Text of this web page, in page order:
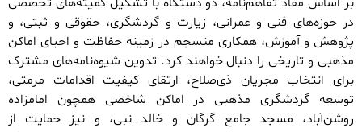
در حوزه‌های فنی و عمرانی، زیارت و گردشگری، حقوقی و ثبتی، و
پژوهش و آموزش، همکاری منسجم در زمینه حفاظت و احیای اماکن
مذهبی و تاریخی را دنبال خواهند کرد. تدوین شیوه‌نامه‌های مشترک
برای انتخاب مجریان ذی‌صلاح، ارتقای کیفیت اقدامات مرمتی،
توسعه گردشگری مذهبی در اماکن شاخصی همچون امامزاده
روشن‌آباد، مسجد جامع گرگان و خالد نبی، و نیز حمایت از